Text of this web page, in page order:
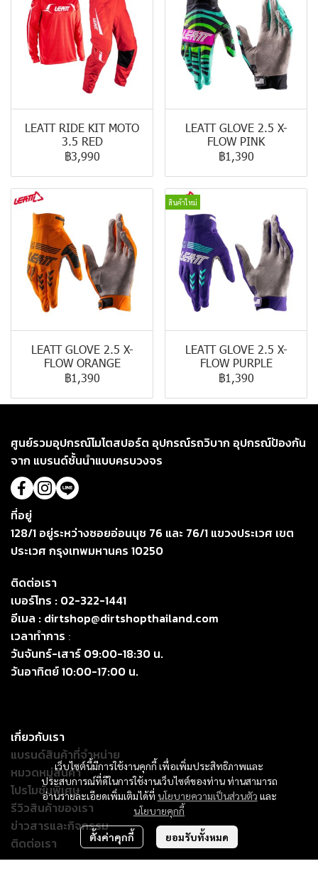
LEATT RIDE KIT MOTO
3.5 RED
฿3,990
LEATT GLOVE 2.5 X-
FLOW PINK
฿1,390
LEATT GLOVE 2.5 X-
FLOW ORANGE
฿1,390
สินค้าใหม่
LEATT GLOVE 2.5 X-
FLOW PURPLE
฿1,390
เว็บไซต์นี้มีการใช้งานคุกกี้ เพื่อเพิ่มประสิทธิภาพและ
ประสบการณ์ที่ดีในการใช้งานเว็บไซต์ของท่าน ท่านสามารถ
อ่านรายละเอียดเพิ่มเติมได้ที่ นโยบายความเป็นส่วนตัว และ
นโยบายคุกกี้
ตั้งค่าคุกกี้ ยอมรับทั้งหมด
ศูนย์รวมอุปกรณ์โมโตสปอร์ต อุปกรณ์รถวิบาก อุปกรณ์ป้องกัน
จาก แบรนด์ชั้นนำแบบครบวงจร
ที่อยู่
128/1 อยู่ระหว่างซอยอ่อนนุช 76 และ 76/1 แขวงประเวศ เขต
ประเวศ กรุงเทพมหานคร 10250
ติดต่อเรา
เบอร์โทร : 02-322-1441
อีเมล : dirtshop@dirtshopthailand.com
เวลาทำการ :
วันจันทร์-เสาร์ 09:00-18:30 น.
วันอาทิตย์ 10:00-17:00 น.
เกี่ยวกับเรา
แบรนด์สินค้าที่จำหน่าย
หมวดหมู่สินค้า
โปรโมชั่นพิเศษ
รีวิวสินค้าของเรา
ข่าวสารและกิจกรรม
ติดต่อเรา